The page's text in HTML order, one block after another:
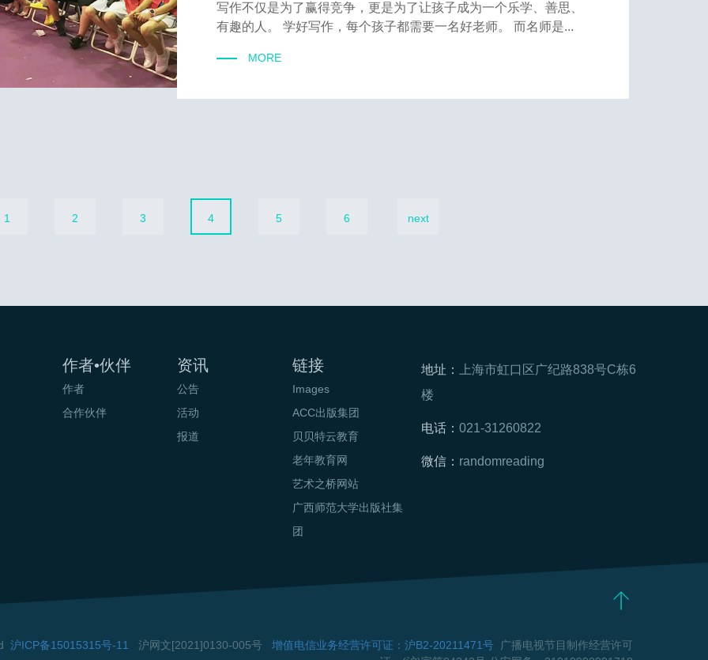
写作不仅是为了赢得竞争，更是为了让孩子成为一个乐学、善思、
有趣的人。 学好写作，每个孩子都需要一名好老师。 而名师是...
MORE
1 2 3 4 5 6 next
作者•伙伴
作者
合作伙伴
资讯
公告
活动
报道
链接
Images
ACC出版集团
贝贝特云教育
老年教育网
艺术之桥网站
广西师范大学出版社集
团
地址：
上海市虹口区广纪路838号C栋6
楼
电话： 021-31260822
微信： randomreading
沪ICP备15015315号-11 沪网文[2021]0130-005号 增值电信业务经营许可证：沪B2-20211471号 广播电视节目制作经营许可